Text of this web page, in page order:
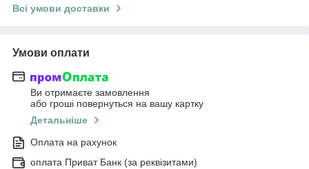
Всі умови доставки
Умови оплати
Ви отримаєте замовлення
або гроші повернуться на вашу картку
Детальніше
Оплата на рахунок
оплата Приват Банк (за реквізитами)